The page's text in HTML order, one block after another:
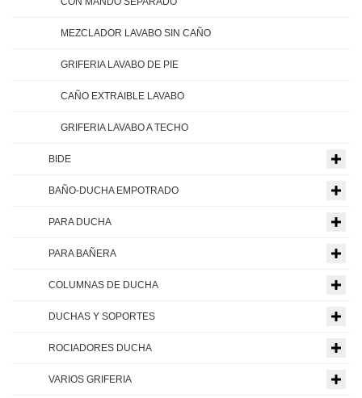
MEZCLADOR LAVABO SIN CAÑO
GRIFERIA LAVABO DE PIE
CAÑO EXTRAIBLE LAVABO
GRIFERIA LAVABO A TECHO
BIDE
BAÑO-DUCHA EMPOTRADO
PARA DUCHA
PARA BAÑERA
COLUMNAS DE DUCHA
DUCHAS Y SOPORTES
ROCIADORES DUCHA
VARIOS GRIFERIA